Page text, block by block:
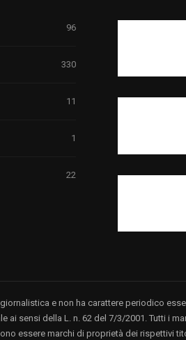
96
330
11
1
22
e non ha carattere periodico
ai sensi della L. n. 62 del 7/3/2001. Tutti i
essere marchi di proprietà dei rispettivi